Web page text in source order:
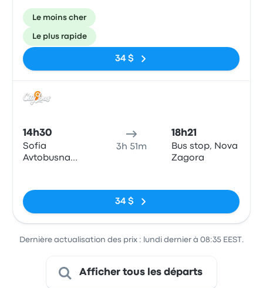
Le moins cher
Le plus rapide
34 $
14h30
Sofia
Avtobusna
3h 51m
18h21
Bus stop, Nova
Zagora
34 $
Dernière actualisation des prix : lundi dernier à 08:35 EEST.
Afficher tous les départs